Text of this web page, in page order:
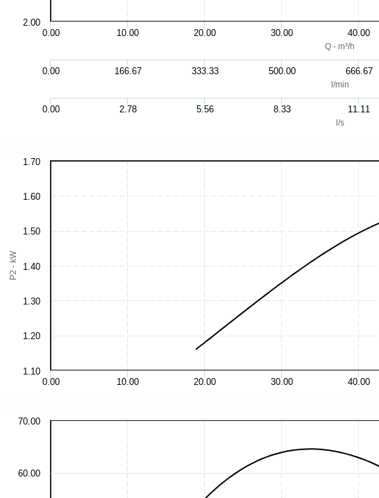
Q - m³/h
l/min
l/s
0.00 10.00 20.00 30.00 40.00
0.00 166.67 333.33 500.00 666.67
0.00 2.78 5.56 8.33 11.11
2.00
P2 - kW
0.00 10.00 20.00 30.00 40.00
1.10
1.20
1.30
1.40
1.50
1.60
1.70
60.00
70.00